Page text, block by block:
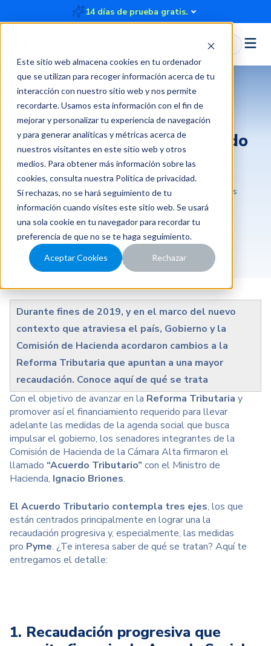
Este sitio web almacena cookies en tu ordenador
que se utilizan para recoger información acerca de tu
interacción con nuestro sitio web y nos permite
recordarte. Usamos esta información con el fin de
mejorar y personalizar tu experiencia de navegación
y para generar analíticas y métricas acerca de
nuestros visitantes en este sitio web y otros
medios. Para obtener más información sobre las
cookies, consulta nuestra Política de privacidad.
Si rechazas, no se hará seguimiento de tu
información cuando visites este sitio web. Se usará
una sola cookie en tu navegador para recordar tu
preferencia de que no se te haga seguimiento.
Aceptar Cookies Rechazar
14 días de prueba gratis.
Iniciar Sesión
¿En qué consiste el acuerdo
tributario?
2020-01-11 00:59:00 3 minutos Rindegastos
Durante fines de 2019, y en el marco del nuevo
contexto que atraviesa el país, Gobierno y la
Comisión de Hacienda acordaron cambios a la
Reforma Tributaria que apuntan a una mayor
recaudación. Conoce aquí de qué se trata
Con el objetivo de avanzar en la Reforma Tributaria y
promover así el financiamiento requerido para llevar
adelante las medidas de la agenda social que busca
impulsar el gobierno, los senadores integrantes de la
Comisión de Hacienda de la Cámara Alta firmaron el
llamado “Acuerdo Tributario” con el Ministro de
Hacienda, Ignacio Briones.
El Acuerdo Tributario contempla tres ejes, los que
están centrados principalmente en lograr una la
recaudación progresiva y, especialmente, las medidas
pro Pyme. ¿Te interesa saber de qué se tratan? Aquí te
entregamos el detalle:
1. Recaudación progresiva que